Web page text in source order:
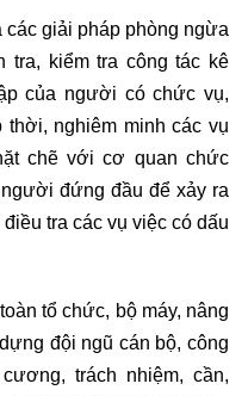
giải pháp phòng ngừa
tra, kiểm tra công tác kê
của người có chức vụ,
nghiêm minh các vụ
chẽ với cơ quan chức
đứng đầu để xảy ra
tra các vụ việc có dấu
tổ chức, bộ máy, nâng
đội ngũ cán bộ, công
trách nhiệm, cần,